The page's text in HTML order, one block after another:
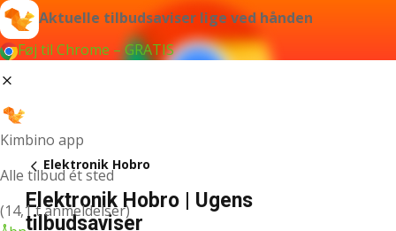
Aktuelle tilbudsaviser lige ved hånden
Føj til Chrome – GRATIS
Kimbino app
Alle tilbud ét sted
(14,1 t anmeldelser)
Elektronik Hobro
Elektronik Hobro | Ugens
tilbudsaviser